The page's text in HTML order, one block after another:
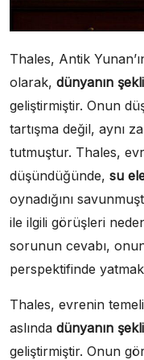
Thales, Antik
olarak, dünyanın şekli
geliştirmiştir. Onun
tartışma değil, aynı
tutmuştur. Thales,
düşündüğünde, su
oynadığını
ile ilgili görüşleri
sorunun cevabı,
perspektifinde
Thales, evrenin
aslında dünyanın şekli
geliştirmiştir. Onun